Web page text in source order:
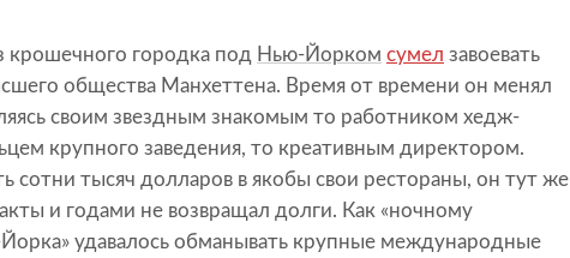
городка под Нью-Йорком сумел завоевать
общества Манхеттена. Время от времени он менял
своим звездным знакомым то работником хедж-
крупного заведения, то креативным директором.
сотни тысяч долларов в якобы свои рестораны, он тут же
и годами не возвращал долги. Как «ночному
удавалось обманывать крупные международные